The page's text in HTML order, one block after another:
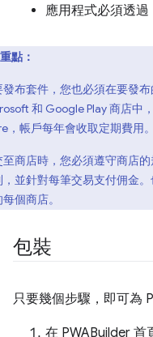
應用程式必須透過
重點：
發布套件，您也必須在要發
和 Google Play 商店中
，帳戶每年會收取定期費用
至商店時，您必須遵守商店
，並針對每筆交易支付佣金
個商店。
包裝
只要幾個步驟，即可為
在 PWABuilder 首